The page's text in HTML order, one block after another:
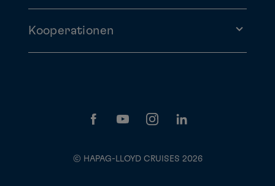
Kooperationen
© HAPAG-LLOYD CRUISES 2026